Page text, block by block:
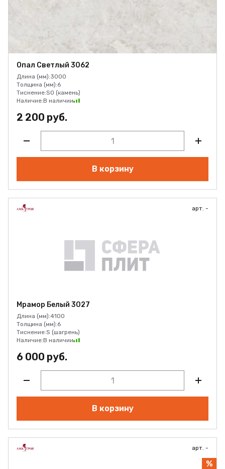
Опал Светлый 3062
Длина (мм):3000
Толщина (мм):6
Тиснение:SO (камень)
Наличие:В наличии
2 200 руб.
В корзину
арт. -
Мрамор Белый 3027
Длина (мм):4100
Толщина (мм):6
Тиснение:S (шагрень)
Наличие:В наличии
6 000 руб.
В корзину
арт. -
%